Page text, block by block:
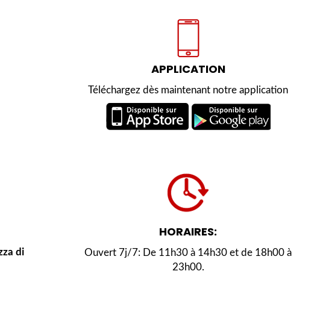
APPLICATION
Téléchargez dès maintenant notre application
di
HORAIRES:
Ouvert 7j/7: De 11h30 à 14h30 et de 18h00 à
23h00.